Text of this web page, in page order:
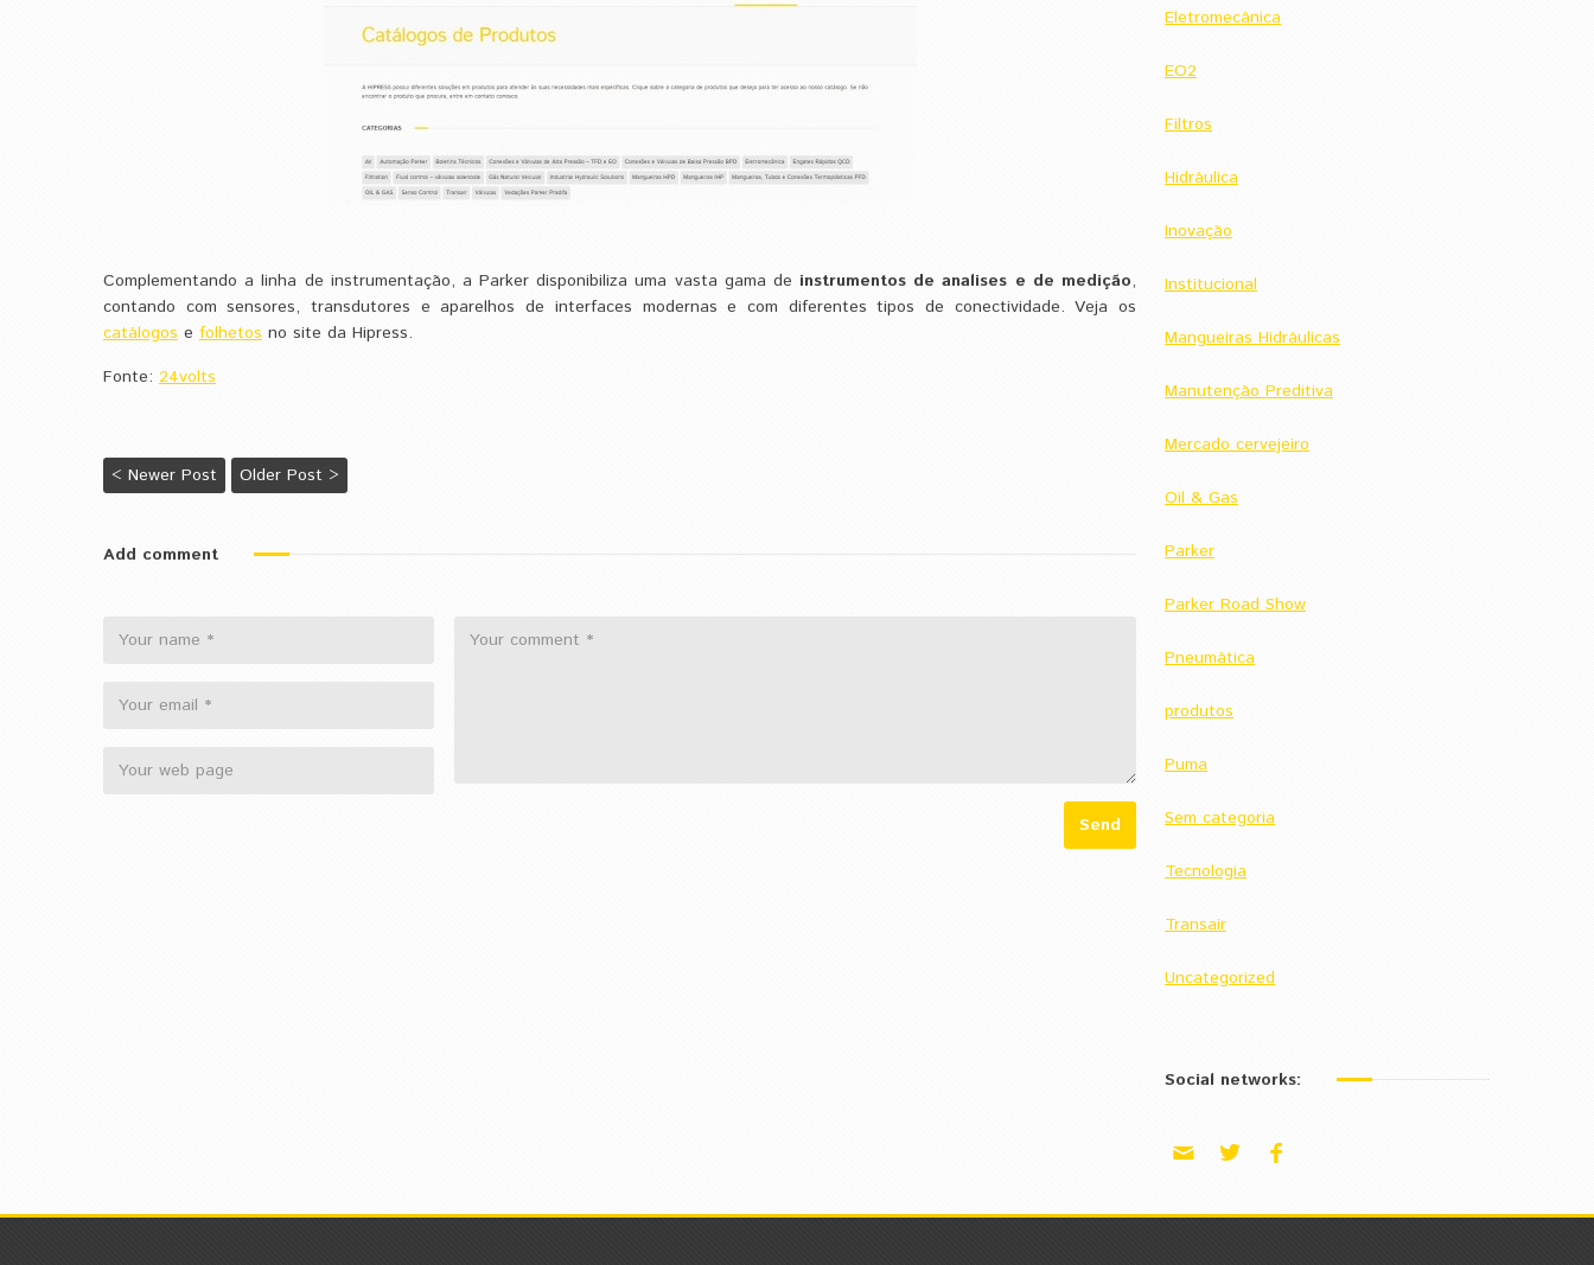
Complementando a linha de instrumentação, a Parker disponibiliza uma vasta gama de instrumentos de analises e de medição,
contando com sensores, transdutores e aparelhos de interfaces modernas e com diferentes tipos de conectividade. Veja os
catálogos e folhetos no site da Hipress.
Fonte: 24volts
< Newer Post Older Post >
Add comment
Eletromecânica
EO2
Filtros
Hidráulica
Inovação
Institucional
Mangueiras Hidráulicas
Manutenção Preditiva
Mercado cervejeiro
Oil & Gas
Parker
Parker Road Show
Pneumática
produtos
Puma
Sem categoria
Tecnologia
Transair
Uncategorized
Social networks: